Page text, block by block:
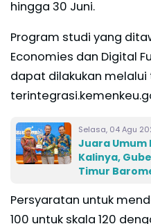
hingga 30 Juni.
Program studi yang
Economies dan Digital
dapat dilakukan
Selasa, 04 Agu
Juara Umum
Kalinya,
Timur
Persyaratan untuk
100 untuk skala 120